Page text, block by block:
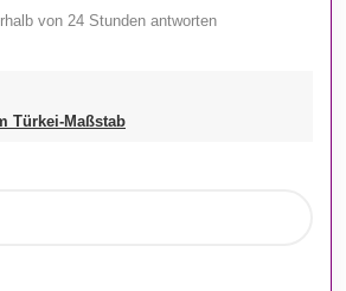
von 24 Stunden antworten
Türkei-Maßstab